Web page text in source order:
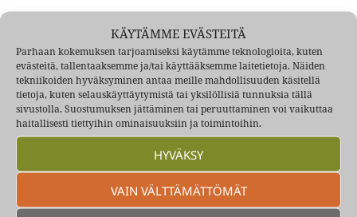
KÄYTÄMME EVÄSTEITÄ
Parhaan kokemuksen tarjoamiseksi käytämme teknologioita, kuten
evästeitä, tallentaaksemme ja/tai käyttääksemme laitetietoja. Näiden
tekniikoiden hyväksyminen antaa meille mahdollisuuden käsitellä
tietoja, kuten selauskäyttäytymistä tai yksilöllisiä tunnuksia tällä
sivustolla. Suostumuksen jättäminen tai peruuttaminen voi vaikuttaa
haitallisesti tiettyihin ominaisuuksiin ja toimintoihin.
HYVÄKSY
VAIN VÄLTTÄMÄTTÖMÄT
Orvokkitien Maija Österholm 86V.
Vallihautoja, tykkiteitä ja – seervoodi
Raitamäentien tanssilava ja muut huvit
Kun kunnallistekniikkaa ei ollut
Pyörällä ja puukaasulla
Nuoriso urheili vaikka ei ollut kenttääkään
Puotinkylän pula-aikaa
Koulu luokkahuoneessa
Uudisraivaajia